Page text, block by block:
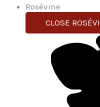
Rosévine
CLOSE